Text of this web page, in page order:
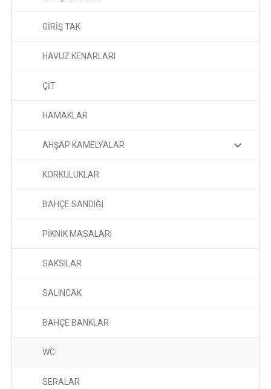
GİRİŞ TAK
HAVUZ KENARLARI
ÇİT
HAMAKLAR
AHŞAP KAMELYALAR
KORKULUKLAR
BAHÇE SANDIĞI
PİKNİK MASALARI
SAKSILAR
SALINCAK
BAHÇE BANKLAR
WC
SERALAR